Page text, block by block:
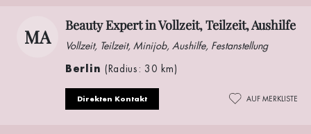
MA
Beauty Expert in Vollzeit, Teilzeit, Aushilfe
Vollzeit, Teilzeit, Minijob, Aushilfe, Festanstellung
Berlin (Radius: 30 km)
Direkten Kontakt AUF MERKLISTE